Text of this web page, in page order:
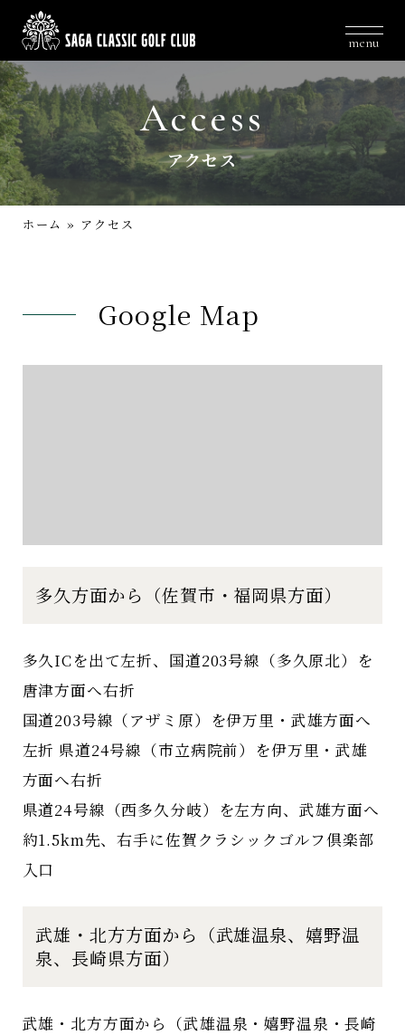
menu
Access
アクセス
ホーム » アクセス
Google Map
多久方面から（佐賀市・福岡県方面）
多久ICを出て左折、国道203号線（多久原北）を
唐津方面へ右折
国道203号線（アザミ原）を伊万里・武雄方面へ
左折 県道24号線（市立病院前）を伊万里・武雄
方面へ右折
県道24号線（西多久分岐）を左方向、武雄方面へ
約1.5km先、右手に佐賀クラシックゴルフ倶楽部
入口
武雄・北方方面から（武雄温泉、嬉野温
泉、長崎県方面）
武雄・北方方面から（武雄温泉・嬉野温泉・長崎